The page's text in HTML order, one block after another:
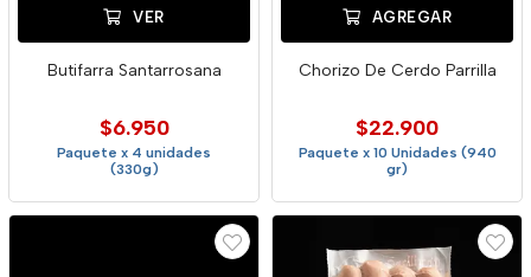
VER
Butifarra Santarrosana
$6.950
Paquete x 4 unidades
(330g)
AGREGAR
Chorizo De Cerdo Parrilla
$22.900
Paquete x 10 Unidades (940
gr)